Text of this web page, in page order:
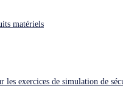
une aide immédiate.
matériels
les exercices de simulation de
Recognized as a CRN
the Sixth Consecutive